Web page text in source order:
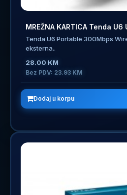
MREŽNA KARTICA Tenda U6
Tenda U6 Portable 300Mbps
eksterna..
28.00 KM
Bez PDV: 23.93 KM
Dodaj u korpu